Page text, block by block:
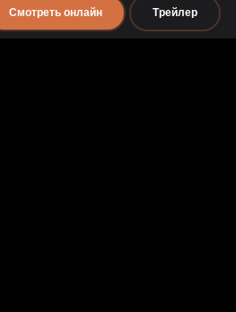
Смотреть онлайн Трейлер